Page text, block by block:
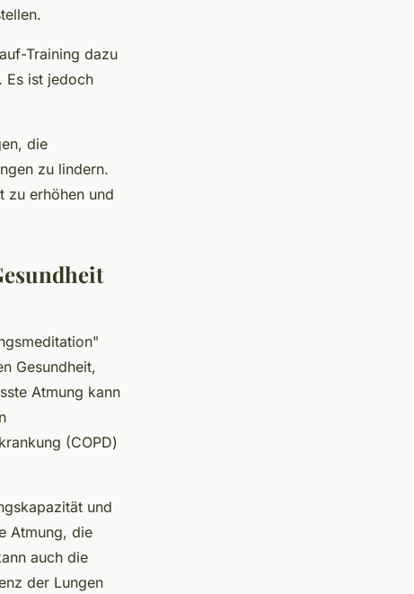
Training dazu
Es ist jedoch
die
zu lindern.
zu erhöhen und
Gesundheit,
Atmung kann
(COPD)
und
Atmung, die
auch die
der Lungen